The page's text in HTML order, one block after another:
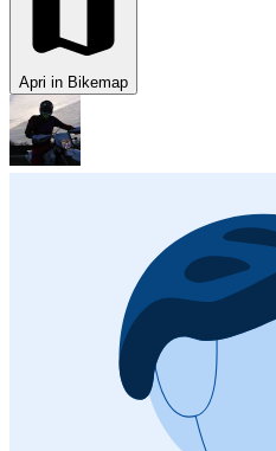
Apri in Bikemap